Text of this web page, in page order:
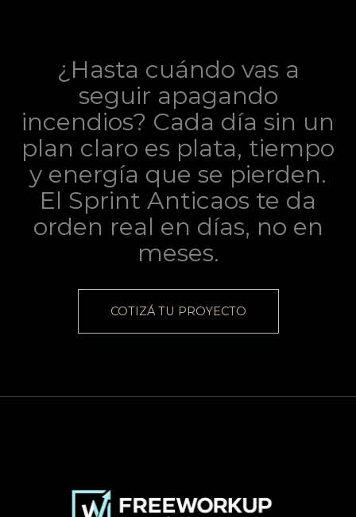
¿Hasta cuándo vas a
seguir apagando
incendios? Cada día sin un
plan claro es plata, tiempo
y energía que se pierden.
El Sprint Anticaos te da
orden real en días, no en
meses.
COTIZÁ TU PROYECTO